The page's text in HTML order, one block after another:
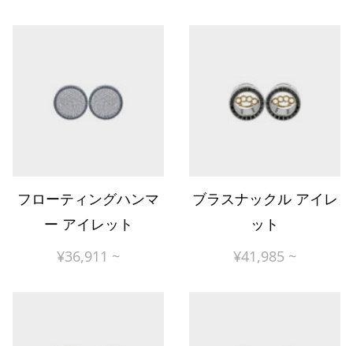
フローティングハンマ
ー アイレット
¥36,911 ~
ブラスナックル アイレ
ット
¥41,985 ~